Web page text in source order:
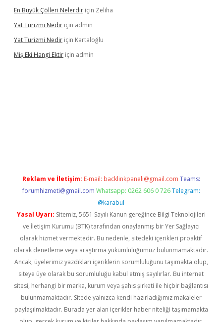
En Büyük Çölleri Nelerdir için Zeliha
Yat Turizmi Nedir için admin
Yat Turizmi Nedir için Kartaloğlu
Miş Eki Hangi Ektir için admin
Reklam ve İletişim: E-mail: backlinkpaneli@gmail.com Teams:
forumhizmeti@gmail.com Whatsapp: 0262 606 0 726 Telegram:
@karabul
Yasal Uyarı: Sitemiz, 5651 Sayılı Kanun gereğince Bilgi Teknolojileri
ve İletişim Kurumu (BTK) tarafından onaylanmış bir Yer Sağlayıcı
olarak hizmet vermektedir. Bu nedenle, sitedeki içerikleri proaktif
olarak denetleme veya araştırma yükümlülüğümüz bulunmamaktadır.
Ancak, üyelerimiz yazdıkları içeriklerin sorumluluğunu taşımakta olup,
siteye üye olarak bu sorumluluğu kabul etmiş sayılırlar. Bu internet
sitesi, herhangi bir marka, kurum veya şahıs şirketi ile hiçbir bağlantısı
bulunmamaktadır. Sitede yalnızca kendi hazırladığımız makaleler
paylaşılmaktadır. Burada yer alan içerikler haber niteliği taşımamakta